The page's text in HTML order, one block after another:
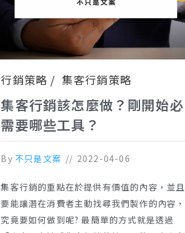
行銷策略 集客行銷策略
集客行銷該怎麼做？剛開始必
需要哪些工具？
By 不只是文案 2022-04-06
集客行銷的重點在於提供有價值的內容，並且
要能讓潛在消費者主動找尋我們製作的內容，
究竟要如何做到呢? 最簡單的方式就是透過